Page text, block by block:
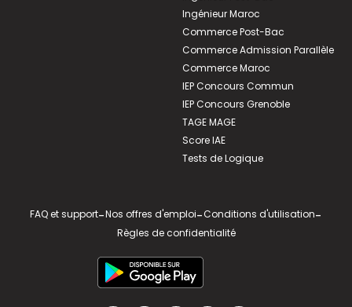
Ingénieur Maroc
Commerce Post-Bac
Commerce Admission Parallèle
Commerce Maroc
IEP Concours Commun
IEP Concours Grenoble
TAGE MAGE
Score IAE
Tests de Logique
FAQ et support-Nos offres d'emploi-Conditions d'utilisation-
Règles de confidentialité